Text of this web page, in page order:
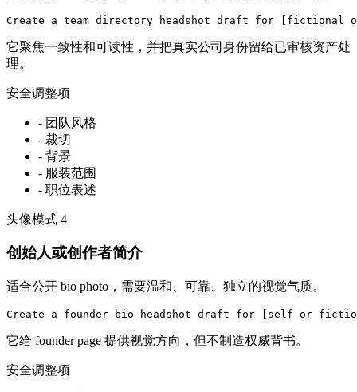
Create a team directory headshot draft for [fictional
它聚焦一致性和可读性，并把真实公司身份留给已审核资产处
理。
安全调整项
- 团队风格
- 裁切
- 背景
- 服装范围
- 职位表述
头像模式 4
创始人或创作者简介
适合公开 bio photo，需要温和、可靠、独立的视觉气质。
Create a founder bio headshot draft for [self or
它给 founder page 提供视觉方向，但不制造权威背书。
安全调整项